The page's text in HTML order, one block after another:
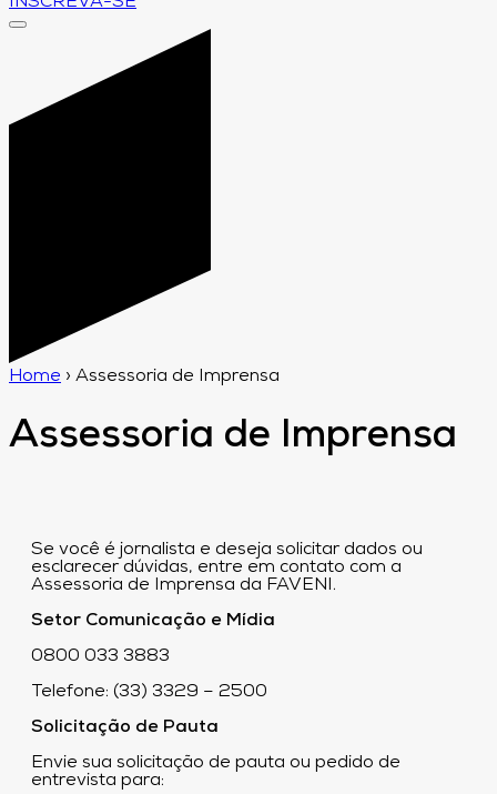
Home › Assessoria de Imprensa
Assessoria de Imprensa
Se você é jornalista e deseja solicitar dados ou
esclarecer dúvidas, entre em contato com a
Assessoria de Imprensa da FAVENI.
Setor Comunicação e Mídia
0800 033 3883
Telefone: (33) 3329 – 2500
Solicitação de Pauta
Envie sua solicitação de pauta ou pedido de
entrevista para: